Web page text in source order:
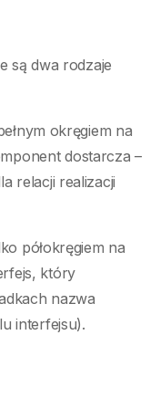
są dwa rodzaje
okręgiem na
dostarcza –
relacji realizacji
półokręgiem na
który
nazwa
interfejsu).